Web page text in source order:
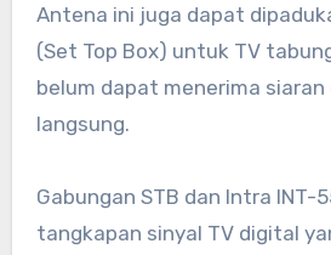
Antena ini juga dapat
(Set Top Box) untuk TV
belum dapat menerima
langsung.
Gabungan STB dan Intra INT-
tangkapan sinyal TV digital